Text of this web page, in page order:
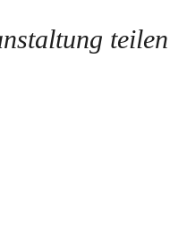
teilen